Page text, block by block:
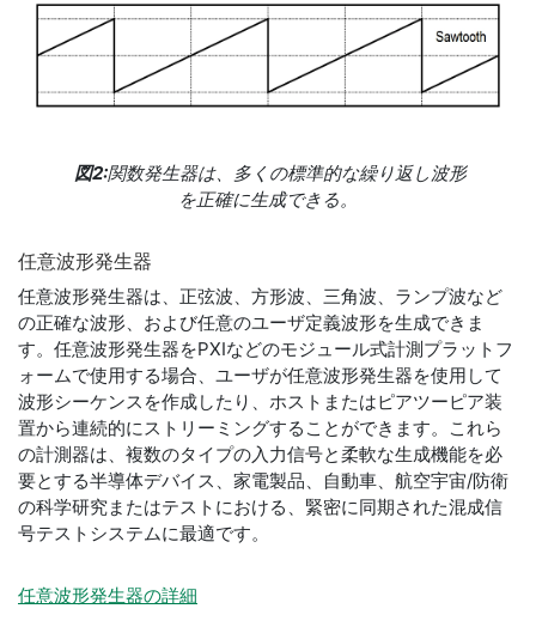
図2:関数発生器は、多くの標準的な繰り返し波形
を正確に生成できる。
任意波形発生器
任意波形発生器は、正弦波、方形波、三角波、ランプ波など
の正確な波形、および任意のユーザ定義波形を生成できま
す。任意波形発生器をPXIなどのモジュール式計測プラットフ
ォームで使用する場合、ユーザが任意波形発生器を使用して
波形シーケンスを作成したり、ホストまたはピアツーピア装
置から連続的にストリーミングすることができます。これら
の計測器は、複数のタイプの入力信号と柔軟な生成機能を必
要とする半導体デバイス、家電製品、自動車、航空宇宙/防衛
の科学研究またはテストにおける、緊密に同期された混成信
号テストシステムに最適です。
任意波形発生器の詳細